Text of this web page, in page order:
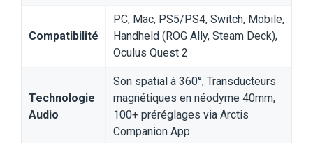
Compatibilité
PC, Mac, PS5/PS4, Switch, Mobile,
Handheld (ROG Ally, Steam Deck),
Oculus Quest 2
Technologie
Audio
Son spatial à 360°, Transducteurs
magnétiques en néodyme 40mm,
100+ préréglages via Arctis
Companion App